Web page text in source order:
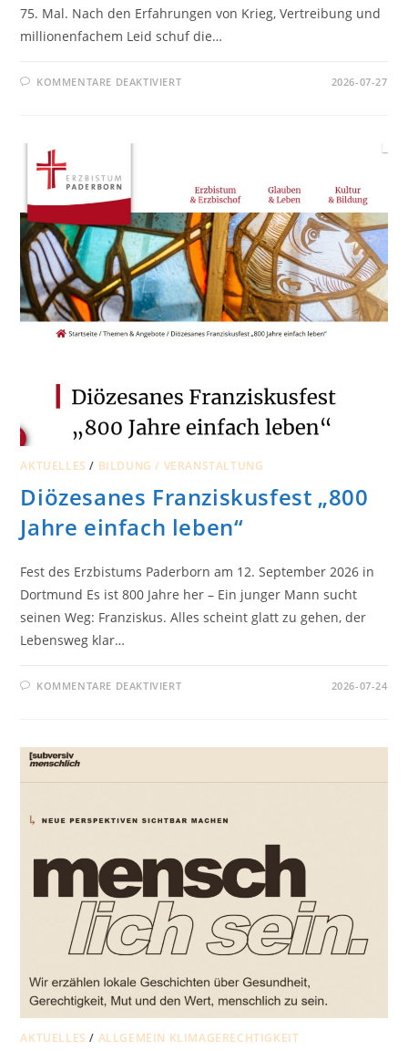
75. Mal. Nach den Erfahrungen von Krieg, Vertreibung und
millionenfachem Leid schuf die…
KOMMENTARE DEAKTIVIERTFÜR
VERHANDELBAR
2026-07-27
AKTUELLES / BILDUNG / VERANSTALTUNG
Diözesanes Franziskusfest „800
Jahre einfach leben“
Fest des Erzbistums Paderborn am 12. September 2026 in
Dortmund Es ist 800 Jahre her – Ein junger Mann sucht
seinen Weg: Franziskus. Alles scheint glatt zu gehen, der
Lebensweg klar…
KOMMENTARE DEAKTIVIERTFÜR
EINFACH
2026-07-24
AKTUELLES / ALLGEMEIN KLIMAGERECHTIGKEIT